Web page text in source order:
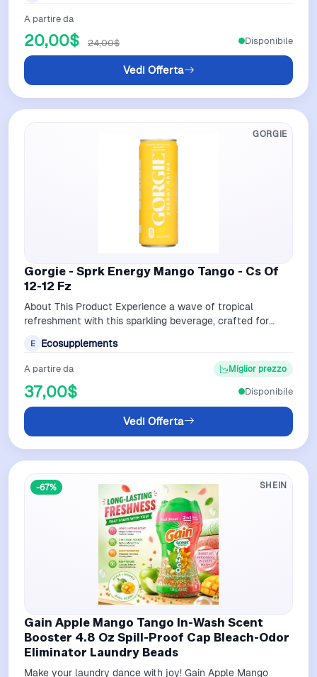
A partire da
20,00$ 24,00$
Vedi Offerta
Disponibile
GORGIE
Gorgie - Sprk Energy Mango Tango - Cs Of
12-12 Fz
About This Product Experience a wave of tropical
refreshment with this sparkling beverage, crafted for
E Ecosupplements
A partire da
37,00$
Miglior prezzo
Vedi Offerta
Disponibile
-67% SHEIN
Gain Apple Mango Tango In-Wash Scent
Booster 4.8 Oz Spill-Proof Cap Bleach-Odor
Eliminator Laundry Beads
Make your laundry dance with joy! Gain Apple Mango